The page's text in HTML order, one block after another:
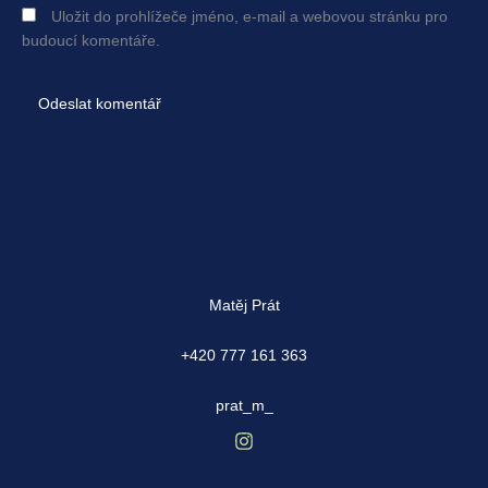
Uložit do prohlížeče jméno, e-mail a webovou stránku pro
budoucí komentáře.
Matěj Prát
+420 777 161 363
prat_m_